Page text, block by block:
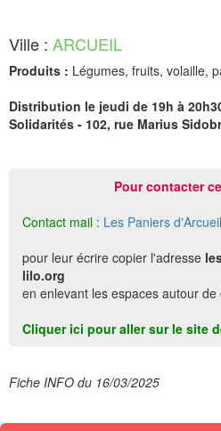
Ville : ARCUEIL
Produits : Légumes, fruits, volaille,
Distribution le jeudi de 19h à
Solidarités - 102, rue Marius
Pour contacter
Contact mail : Les Paniers d'Arcueil
pour leur écrire copier l'adresse
lilo.org
en enlevant les espaces autour de
Cliquer ici pour aller sur le site
Fiche INFO du 16/03/2025